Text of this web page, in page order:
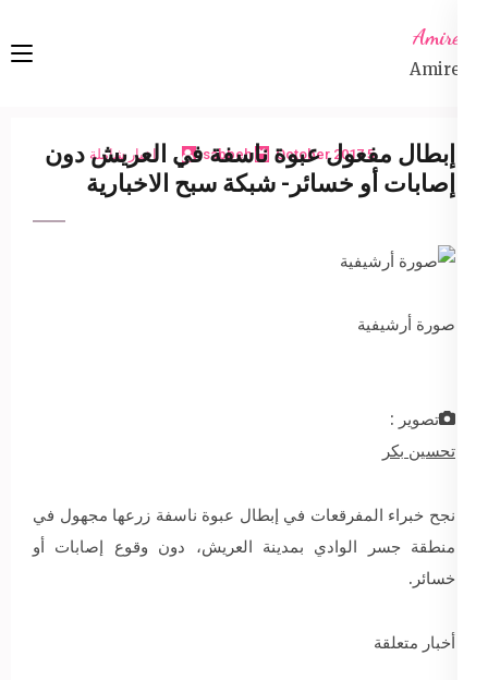
content
Enter)
Amireta
Amireta
5 October 2017
sabbeh اخبار شاملة
إبطال مفعول عبوة ناسفة في العريش دون
إصابات أو خسائر- شبكة سبح الاخبارية
صورة أرشيفية
تصوير :
تحسين بكر
نجح خبراء المفرقعات في إبطال عبوة ناسفة زرعها مجهول في
منطقة جسر الوادي بمدينة العريش، دون وقوع إصابات أو
خسائر.
أخبار متعلقة